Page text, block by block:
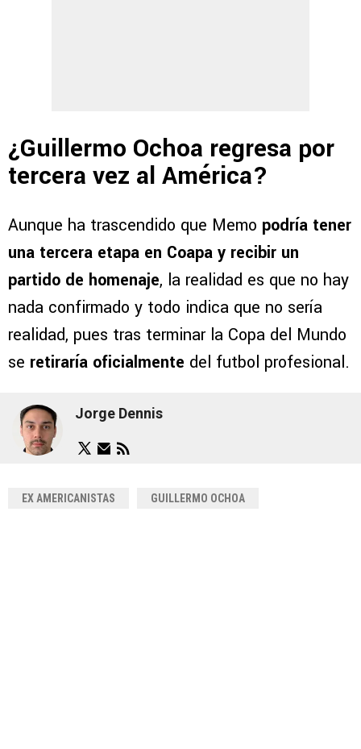
¿Guillermo Ochoa regresa por
tercera vez al América?
Aunque ha trascendido que Memo podría tener
una tercera etapa en Coapa y recibir un
partido de homenaje, la realidad es que no hay
nada confirmado y todo indica que no sería
realidad, pues tras terminar la Copa del Mundo
se retiraría oficialmente del futbol profesional.
Jorge Dennis
EX AMERICANISTAS GUILLERMO OCHOA